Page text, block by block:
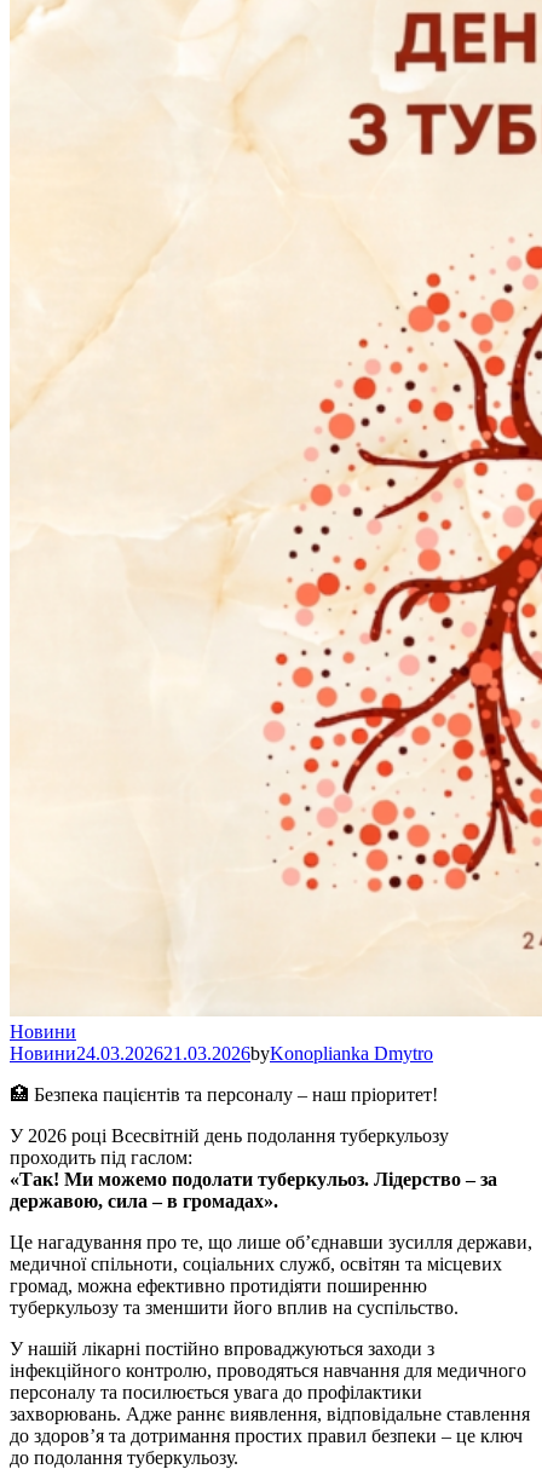
Новини
Новини24.03.202621.03.2026byKonoplianka Dmytro
🏥 Безпека пацієнтів та персоналу – наш пріоритет!
У 2026 році Всесвітній день подолання туберкульозу
проходить під гаслом:
«Так! Ми можемо подолати туберкульоз. Лідерство – за
державою, сила – в громадах».
Це нагадування про те, що лише об’єднавши зусилля держави,
медичної спільноти, соціальних служб, освітян та місцевих
громад, можна ефективно протидіяти поширенню
туберкульозу та зменшити його вплив на суспільство.
У нашій лікарні постійно впроваджуються заходи з
інфекційного контролю, проводяться навчання для медичного
персоналу та посилюється увага до профілактики
захворювань. Адже раннє виявлення, відповідальне ставлення
до здоров’я та дотримання простих правил безпеки – це ключ
до подолання туберкульозу.